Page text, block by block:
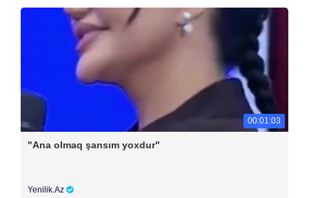
00:01:03
"Ana olmaq şansım yoxdur"
Yenilik.Az